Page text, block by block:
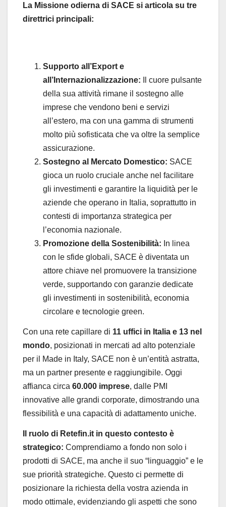
La Missione odierna di SACE si articola su tre
direttrici principali:
Supporto all’Export e
all’Internazionalizzazione: Il cuore pulsante
della sua attività rimane il sostegno alle
imprese che vendono beni e servizi
all’estero, ma con una gamma di strumenti
molto più sofisticata che va oltre la semplice
assicurazione.
Sostegno al Mercato Domestico: SACE
gioca un ruolo cruciale anche nel facilitare
gli investimenti e garantire la liquidità per le
aziende che operano in Italia, soprattutto in
contesti di importanza strategica per
l’economia nazionale.
Promozione della Sostenibilità: In linea
con le sfide globali, SACE è diventata un
attore chiave nel promuovere la transizione
verde, supportando con garanzie dedicate
gli investimenti in sostenibilità, economia
circolare e tecnologie green.
Con una rete capillare di 11 uffici in Italia e 13 nel
mondo, posizionati in mercati ad alto potenziale
per il Made in Italy, SACE non è un’entità astratta,
ma un partner presente e raggiungibile. Oggi
affianca circa 60.000 imprese, dalle PMI
innovative alle grandi corporate, dimostrando una
flessibilità e una capacità di adattamento uniche.
Il ruolo di Retefin.it in questo contesto è
strategico: Comprendiamo a fondo non solo i
prodotti di SACE, ma anche il suo “linguaggio” e le
sue priorità strategiche. Questo ci permette di
posizionare la richiesta della vostra azienda in
modo ottimale, evidenziando gli aspetti che sono